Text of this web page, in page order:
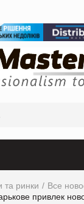
та ринки
Все
привлек